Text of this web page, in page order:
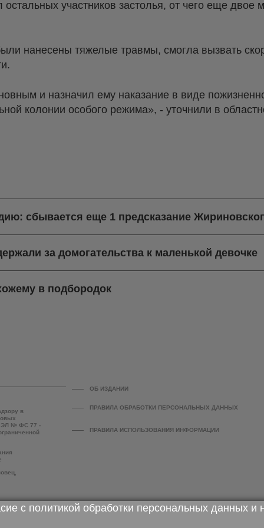
участников застолья, от чего еще двое
нанесены тяжелые травмы, смогла вызвать
и назначил ему наказание в виде
колонии особого режима», - уточнили в
сбывается еще 1 предсказание
за домогательства к маленькой девочке
в подбородок
в
ЭЛ № ФС 77 -
ОБ ИЗДАНИИ
ПРАВИЛА ОБРАБОТКИ ПЕРСОНАЛЬНЫХ ДАННЫХ
ПРАВИЛА ИСПОЛЬЗОВАНИЯ ИНФОРМАЦИИ
с политикой обработки персональных данных и